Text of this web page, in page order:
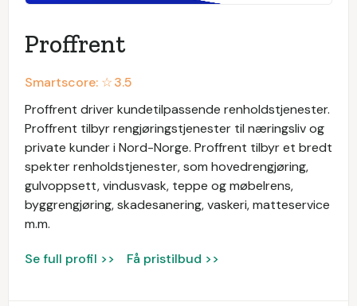
Proffrent
Smartscore: ☆3.5
Proffrent driver kundetilpassende renholdstjenester.
Proffrent tilbyr rengjøringstjenester til næringsliv og
private kunder i Nord-Norge. Proffrent tilbyr et bredt
spekter renholdstjenester, som hovedrengjøring,
gulvoppsett, vindusvask, teppe og møbelrens,
byggrengjøring, skadesanering, vaskeri, matteservice
m.m.
Se full profil >> Få pristilbud >>